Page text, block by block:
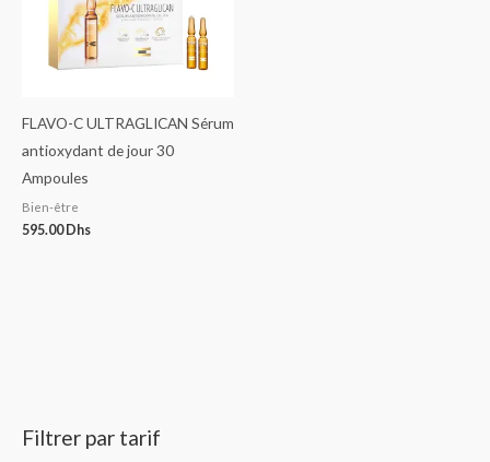
Filtrer par tarif
FLAVO-C ULTRAGLICAN Sérum
antioxydant de jour 30
Ampoules
Bien-être
595.00Dhs